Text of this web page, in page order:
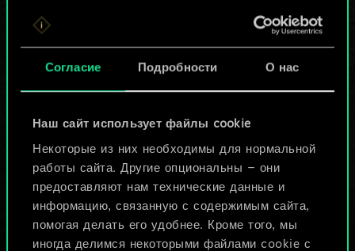
Согласие Подробности О нас
Наш сайт использует файлы cookie
Некоторые из них необходимы для нормальной
работы сайта. Другие опциональны — они
предоставляют нам технические данные и
информацию, связанную с содержимым сайта,
помогая делать его удобнее. Кроме того, мы
иногда делимся некоторыми файлами cookie с
Но их может быть
больше!
Назвать колоду и описать её
ИЛИ